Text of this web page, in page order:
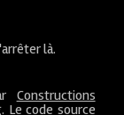
là.
Constructions
. Le code source